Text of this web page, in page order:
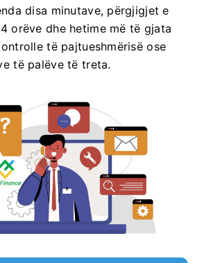
disa minutave, përgjigjet e
orëve dhe hetime më të gjata
të pajtueshmërisë ose
të palëve të treta.